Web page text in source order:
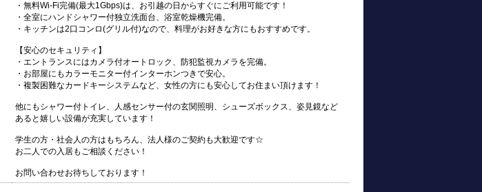
・無料Wi-Fi完備(最大1Gbps)は、お引越の日からすぐにご利用可能です！
・全室にハンドシャワー付独立洗面台、浴室乾燥機完備。
・キッチンは2口コンロ(グリル付)なので、料理がお好きな方にもおすすめです。
【安心のセキュリティ】
・エントランスにはカメラ付オートロック、防犯監視カメラを完備。
・お部屋にもカラーモニター付インターホンつきで安心。
・複製困難なカードキーシステムなど、女性の方にも安心してお住まい頂けます！
他にもシャワー付トイレ、人感センサー付の玄関照明、シューズボックス、姿見鏡など
あると嬉しい設備が充実しています！
学生の方・社会人の方はもちろん、法人様のご契約も大歓迎です☆
お二人での入居もご相談ください！
お問い合わせお待ちしております！